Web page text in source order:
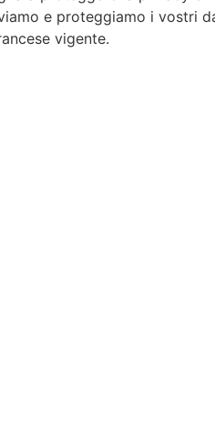
e proteggiamo i vostri
vigente.